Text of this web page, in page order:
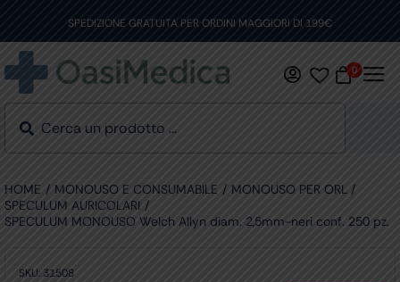
content
SPEDIZIONE GRATUITA PER ORDINI MAGGIORI DI 199€
0
HOME MONOUSO E CONSUMABILE
MONOUSO PER ORL
SPECULUM AURICOLARI
SPECULUM MONOUSO Welch Allyn diam. 2,5mm-neri conf. 250 pz.
SKU: 31508